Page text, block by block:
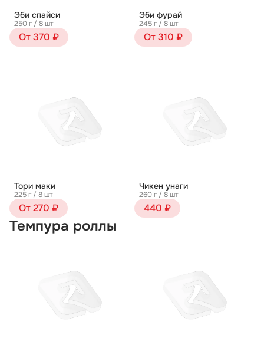
Эби спайси
250 г / 8 шт
От 370 ₽
Эби фурай
245 г / 8 шт
От 310 ₽
Тори маки
225 г / 8 шт
От 270 ₽
Чикен унаги
260 г / 8 шт
440 ₽
Темпура роллы